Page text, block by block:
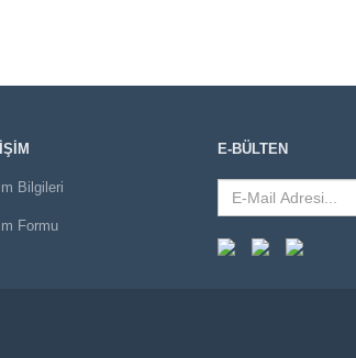
Bilgileri
Formu
E-BÜLTEN